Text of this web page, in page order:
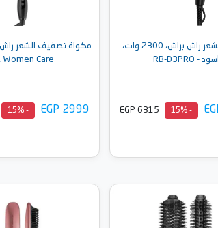
مجفف الشعر راش براش، 2300 وات،
اسود - RB-D3PRO
- 15%
EGP 6315
أضف إلى السلة
مكواة تصفيف الشعر راش
Women Care
EGP 2999
- 15%
أضف إلى السلة